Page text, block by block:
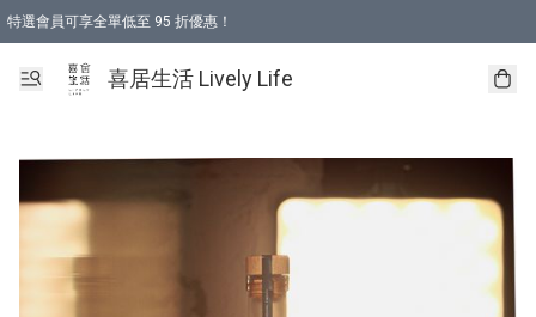
特選會員可享全單低至 95 折優惠！
購物折後滿$600免運費優惠 (減價貨品除外）
購物折後滿$320 即可免費於「順豐站」或「順豐智能櫃」自提點取貨 （冷凍食品
喜居生活 Lively Life